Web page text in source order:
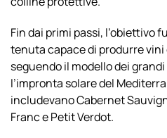
Fin dai primi passi, l’obiettivo
tenuta capace di produrre
seguendo il modello dei
l’impronta solare del
includevano Cabernet
Franc e Petit Verdot.